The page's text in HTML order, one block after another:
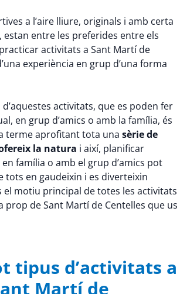
a l’aire lliure, originals i amb certa
estan entre les preferides entre els
activitats a Sant Martí de
experiència en grup d’una forma
activitats, que es poden fer
en grup d’amics o amb la família, és
terme aprofitant tota una sèrie de
la natura i així, planificar
família o amb el grup d’amics pot
tots en gaudeixin i es diverteixin
el motiu principal de totes les activitats
prop de Sant Martí de Centelles que us
tipus d’activitats a
Martí de